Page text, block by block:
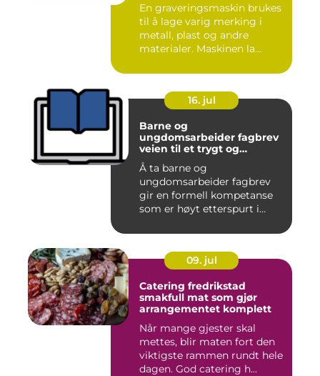
En graveringsmaskin brukes
til å lage varig merking i
metall, plast og andre
materialer. Maskinen la...
16. jul
Barne og
ungdomsarbeider fagbrev
veien til et trygt og
meningsfullt yrke
Å ta barne og
ungdomsarbeider fagbrev
gir en formell kompetanse
som er høyt etterspurt i
09. jul
Catering fredrikstad
smakfull mat som gjør
arrangementet komplett
Når mange gjester skal
mettes, blir maten fort den
viktigste rammen rundt hele
dagen. God catering h...